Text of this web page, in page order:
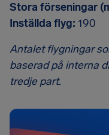
Stora förseningar
Inställda flyg: 190
Antalet flygningar
baserad på interna
tredje part.